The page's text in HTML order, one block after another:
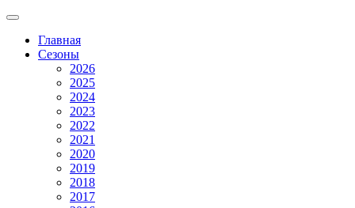
Главная
Сезоны
2026
2025
2024
2023
2022
2021
2020
2019
2018
2017